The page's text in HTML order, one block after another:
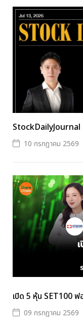
StockDailyJournal
10 กรกฎาคม 2569
เปิด 5 หุ้น SET100
09 กรกฎาคม 2569